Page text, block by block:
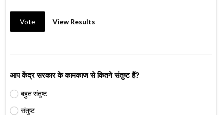
Vote View Results
आप केंद्र सरकार के कामकाज से कितने संतुष्ट हैं?
बहुत संतुष्ट
संतुष्ट